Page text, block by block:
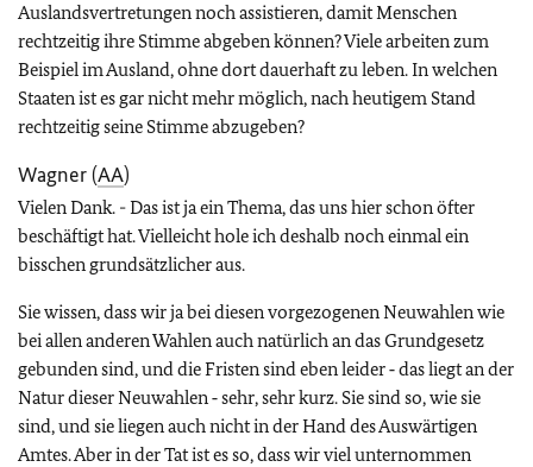
Auslandsvertretungen noch assistieren, damit Menschen
rechtzeitig ihre Stimme abgeben können? Viele arbeiten zum
Beispiel im Ausland, ohne dort dauerhaft zu leben. In welchen
Staaten ist es gar nicht mehr möglich, nach heutigem Stand
rechtzeitig seine Stimme abzugeben?
Wagner (AA)
Vielen Dank. - Das ist ja ein Thema, das uns hier schon öfter
beschäftigt hat. Vielleicht hole ich deshalb noch einmal ein
bisschen grundsätzlicher aus.
Sie wissen, dass wir ja bei diesen vorgezogenen Neuwahlen wie
bei allen anderen Wahlen auch natürlich an das Grundgesetz
gebunden sind, und die Fristen sind eben leider ‑ das liegt an der
Natur dieser Neuwahlen ‑ sehr, sehr kurz. Sie sind so, wie sie
sind, und sie liegen auch nicht in der Hand des Auswärtigen
Amtes. Aber in der Tat ist es so, dass wir viel unternommen